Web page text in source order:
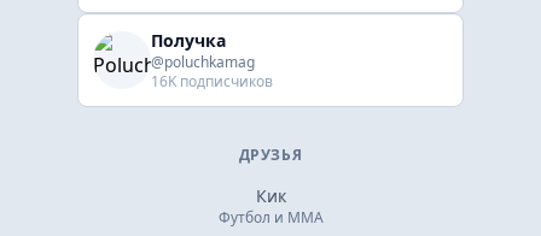
Получка
@poluchkamag
16K подписчиков
ДРУЗЬЯ
Кик
Футбол и ММА